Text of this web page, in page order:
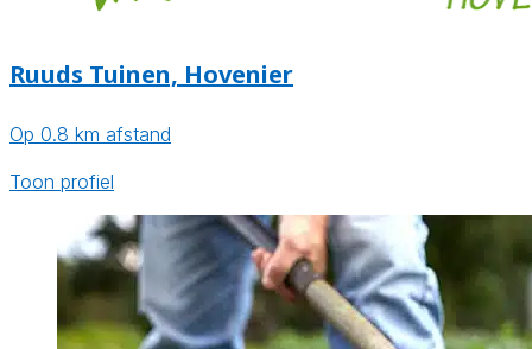
Ruuds Tuinen, Hovenier
Op 0.8 km afstand
Toon profiel